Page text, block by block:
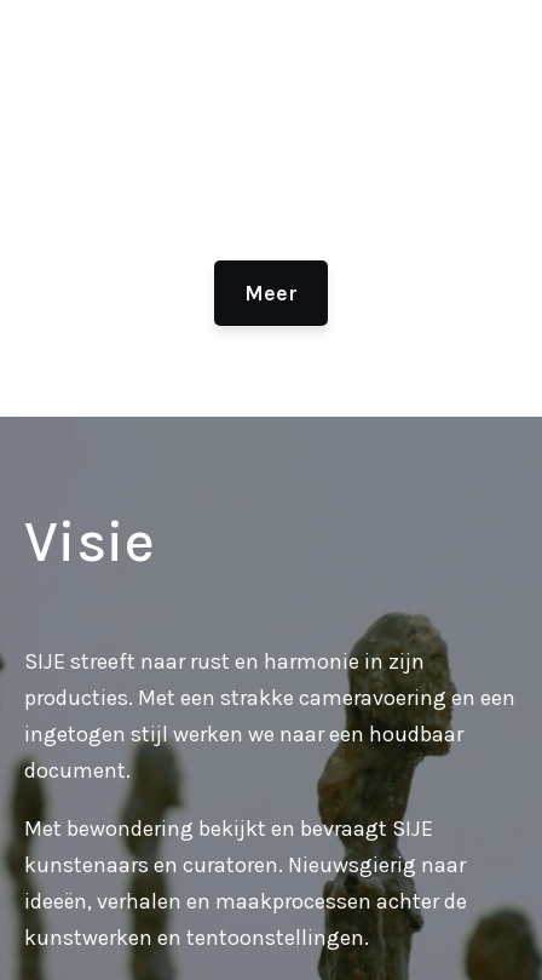
Meer
Visie
SIJE streeft naar rust en harmonie in zijn
producties. Met een strakke cameravoering en een
ingetogen stijl werken we naar een houdbaar
document.
Met bewondering bekijkt en bevraagt SIJE
kunstenaars en curatoren. Nieuwsgierig naar
ideeën, verhalen en maakprocessen achter de
kunstwerken en tentoonstellingen.